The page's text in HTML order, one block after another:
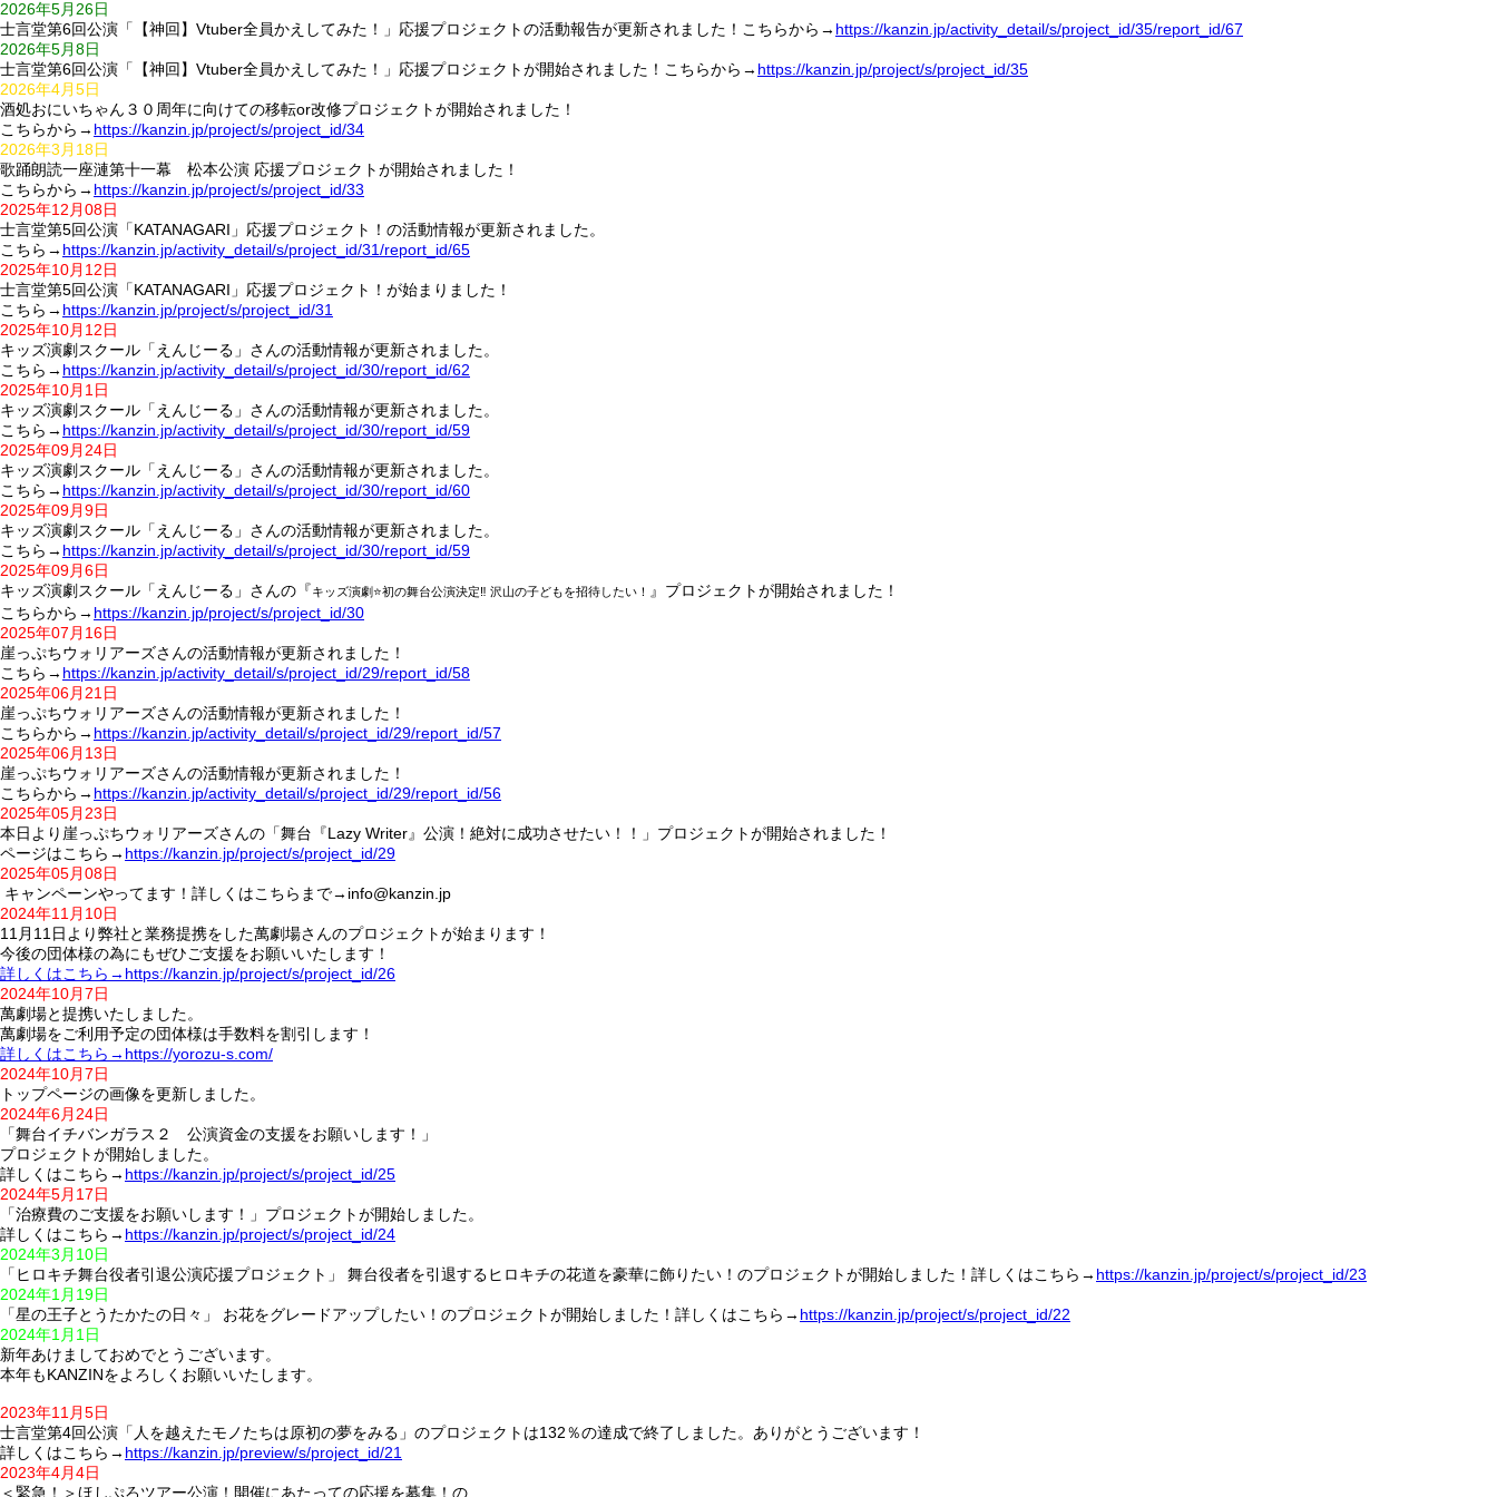
2026年5月26日
士言堂第6回公演「【神回】Vtuber全員かえしてみた！」応援プロジェクトの活動報告が更新されました！こ ちらから→ https://kanzin.jp/activity_detail/s/project_id/35/report_id/67
2026年5月8日
士言堂第6回公演「【神回】Vtuber全員かえしてみた！」応援プロジェクトが開始されました！こ ちらから→ https://kanzin.jp/project/s/project_id/35
2026年4月5日
酒処おにいちゃん３０周年に向けての移転or改修プロジェクトが開始されました！
こ ちらから→ https://kanzin.jp/project/s/project_id/34
2026年3月18日
歌踊朗読一座漣第十一幕 松本公演 応援プロジェクトが開始されました！
こちらから→ https://kanzin.jp/project/s/project_id/33
2025年12月08日
士言堂第5回公演「KATANAGARI」応援プロジェクト！の活動情報が更新されました。
こちら→ https://kanzin.jp/activity_detail/s/project_id/31/report_id/65
2025年10月12日
士言堂第5回公演「KATANAGARI」応援プロジェクト！が始まりました！
こちら→ https://kanzin.jp/project/s/project_id/31
2025年10月12日
キッズ演劇スクール「えんじーる」さんの活動情報が更新されました。
こちら→ https://kanzin.jp/activity_detail/s/project_id/30/report_id/62
2025年10月1日
キッズ演劇スクール「えんじーる」さんの活動情報が更新されました。
こちら→ https://kanzin.jp/activity_detail/s/project_id/30/report_id/59
2025年09月24日
キッズ演劇スクール「えんじーる」さんの活動情報が更新されました。
こちら→ https://kanzin.jp/activity_detail/s/project_id/30/report_id/60
2025年09月9日
キッズ演劇スクール「えんじーる」さんの活動情報が更新されました。
こちら→ https://kanzin.jp/activity_detail/s/project_id/30/report_id/59
2025年09月6日
キッズ演劇スクール「えんじーる」さんの『キッズ演劇⭐️初の舞台公演決定‼ 沢山の子どもを招待したい！
』プロジェクトが開始されました！
こちらから→ https://kanzin.jp/project/s/project_id/30
2025年07月16日
崖っぷちウォリアーズさんの活動情報が更新されました！
こちら→ https://kanzin.jp/activity_detail/s/project_id/29/report_id/58
2025年06月21日
崖っぷちウォリアーズさんの活動情報が更新されました！
こちらから→ https://kanzin.jp/activity_detail/s/project_id/29/report_id/57
2025年06月13日
崖っぷちウォリアーズさんの活動情報が更新されました！
こちらから→ https://kanzin.jp/activity_detail/s/project_id/29/report_id/56
2025年05月23日
本日より崖っぷちウォリアーズさんの「舞台『Lazy Writer』公演！絶対に成功させたい！！」プロジェクトが開始されました！
ページはこちら→ https://kanzin.jp/project/s/project_id/29
2025年05月08日
キャンペーンやってます！詳しくはこちらまで→info@kanzin.jp
2024年11月10日
11月11日より弊社と業務提携をした萬劇場さんのプロジェクトが始まります！
今後の団体様の為にもぜひご支援をお願いいたします！
詳しくはこちら→https://kanzin.jp/project/s/project_id/26
2024年10月7日
萬劇場と提携いたしました。
萬劇場をご利用予定の団体様は手数料を割引します！
詳しくはこちら→https://yorozu-s.com/
2024年10月7日
トップページの画像を更新しました。
2024年6月24日
「舞台イチバンガラス２ 公演資金の支援をお願いします！」
プロジェクトが開始しました。
詳しくはこちら→ https://kanzin.jp/project/s/project_id/25
2024年5月17日
「治療費のご支援をお願いします！」プロジェクトが開始しました。
詳しくはこちら→ https://kanzin.jp/project/s/project_id/24
2024年3月10日
「ヒロキチ舞台役者引退公演応援プロジェクト」 舞台役者を引退するヒロキチの花道を豪華に飾りたい！のプロジェクトが開始しました！詳しくはこちら→ https://kanzin.jp/project/s/project_id/23
2024年1月19日
「星の王子とうたかたの日々」 お花をグレードアップしたい！のプロジェクトが開始しました！詳しくはこちら→ https://kanzin.jp/project/s/project_id/22
2024年1月1日
新年あけましておめでとうございます。
本年もKANZINをよろしくお願いいたします。
2023年11月5日
士言堂第4回公演「人を越えたモノたちは原初の夢をみる」のプロジェクトは132％の達成で終了しました。ありがとうございます！
詳しくはこちら→ https://kanzin.jp/preview/s/project_id/21
2023年4月4日
＜緊急！＞ほしぷろツアー公演！開催にあたっての応援を募集！の